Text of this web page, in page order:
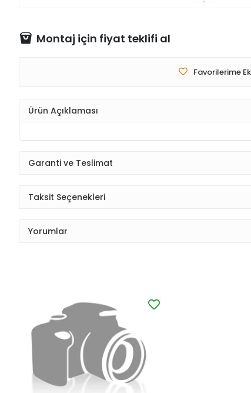
Montaj için fiyat teklifi al
Favorilerime
Ürün Açıklaması
Garanti ve Teslimat
Taksit Seçenekleri
Yorumlar